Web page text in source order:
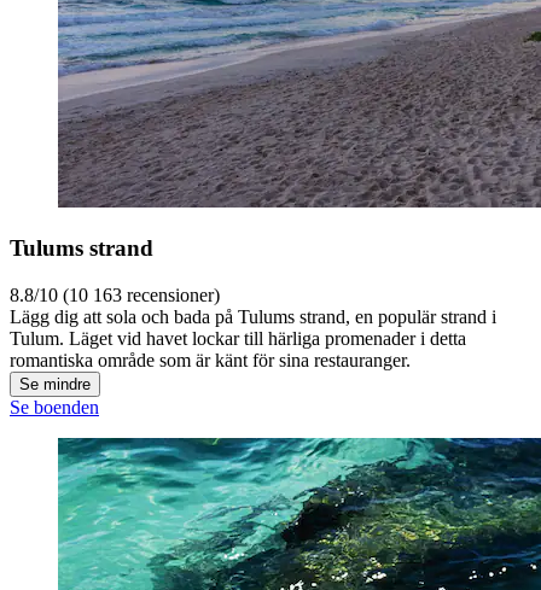
Tulums strand
8.8/10 (10 163 recensioner)
Lägg dig att sola och bada på Tulums strand, en populär strand i
Tulum. Läget vid havet lockar till härliga promenader i detta
romantiska område som är känt för sina restauranger.
Se mindre
Se boenden